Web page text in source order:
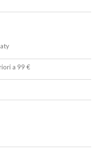
a 99 €